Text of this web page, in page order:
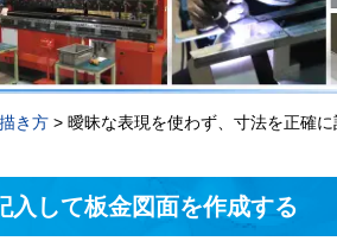
き方 > 曖昧な表現を使わず、寸法を正確
入して板金図面を作成する